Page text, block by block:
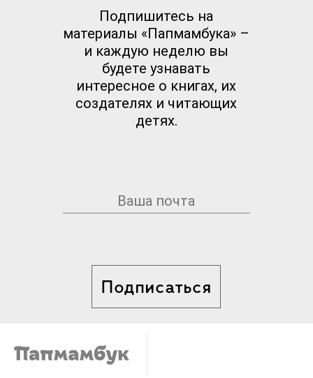
Подпишитесь на
материалы «Папмамбука» –
и каждую неделю вы
будете узнавать
интересное о книгах, их
создателях и читающих
детях.
Подписаться